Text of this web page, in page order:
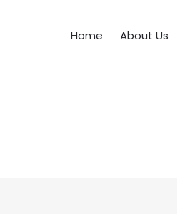
Home About Us